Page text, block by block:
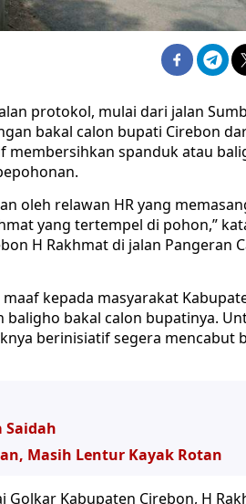
protokol, mulai dari jalan
bakal calon bupati Cirebon
membersihkan spanduk atau
oleh relawan HR yang
yang tertempel di pohon,”
H Rakhmat di jalan Pangeran
kepada masyarakat
baligho bakal calon bupatinya.
berinisiatif segera mencabut
Saidah
Masih Lentur Kayak Rotan
Kabupaten Cirebon, H